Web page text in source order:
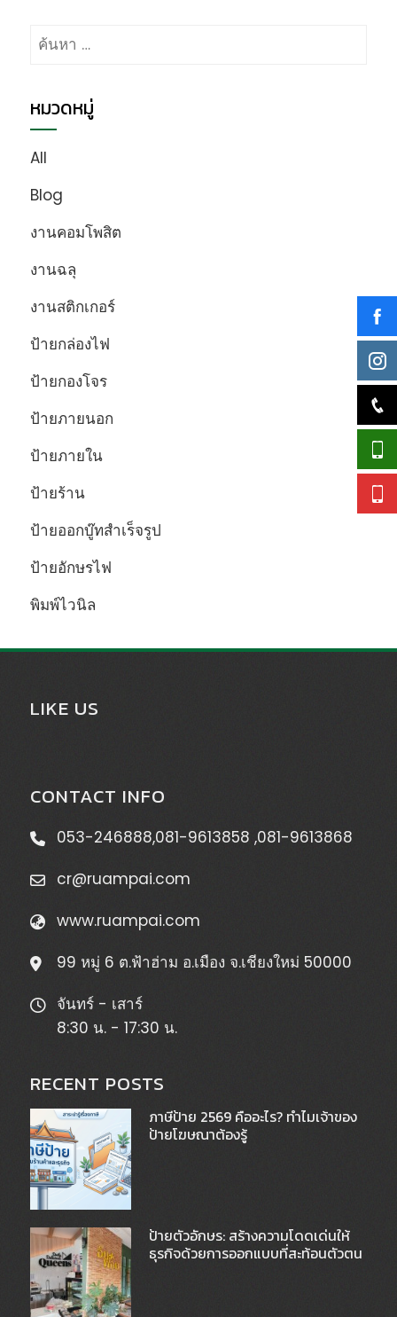
ค้นหา
หมวดหมู่
All
Blog
งานคอมโพสิต
งานฉลุ
งานสติกเกอร์
ป้ายกล่องไฟ
ป้ายกองโจร
ป้ายภายนอก
ป้ายภายใน
ป้ายร้าน
ป้ายออกบู๊ทสำเร็จรูป
ป้ายอักษรไฟ
พิมพ์ไวนิล
LIKE US
CONTACT INFO
053-246888,081-9613858 ,081-9613868
cr@ruampai.com
www.ruampai.com
99 หมู่ 6 ต.ฟ้าฮ่าม อ.เมือง จ.เชียงใหม่ 50000
จันทร์ - เสาร์
8:30 น. - 17:30 น.
RECENT POSTS
ภาษีป้าย 2569 คืออะไร? ทำไมเจ้าของ
ป้ายโฆษณาต้องรู้
ป้ายตัวอักษร: สร้างความโดดเด่นให้
ธุรกิจด้วยการออกแบบที่สะท้อนตัวตน